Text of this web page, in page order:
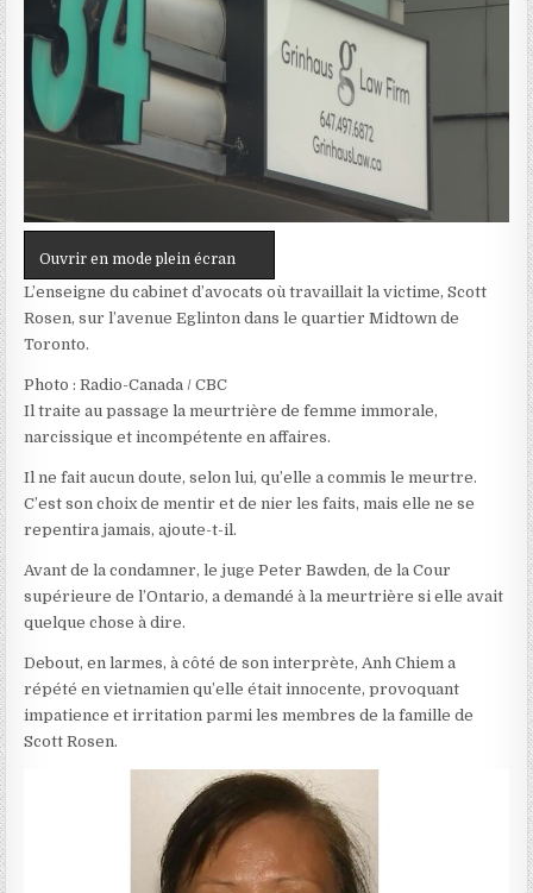
Ouvrir en mode plein écran
L’enseigne du cabinet d’avocats où travaillait la victime, Scott
Rosen, sur l’avenue Eglinton dans le quartier Midtown de
Toronto.
Photo : Radio-Canada / CBC
Il traite au passage la meurtrière de femmeimmorale,
narcissique etincompétente en affaires.
Il ne fait aucun doute, selon lui, qu’elle a commis le meurtre.
C’est son choix de mentir et de nier les faits, mais elle ne se
repentira jamais, ajoute-t-il.
Avant de la condamner, le juge Peter Bawden, de la Cour
supérieure de l’Ontario, a demandé à la meurtrière si elle avait
quelque chose à dire.
Debout, en larmes, à côté de son interprète, Anh Chiem a
répété en vietnamien qu’elle était innocente, provoquant
impatience et irritation parmi les membres de la famille de
Scott Rosen.